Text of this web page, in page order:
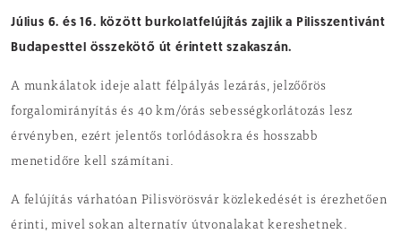
Július 6. és 16. között burkolatfelújítás zajlik a Pilisszentivánt
Budapesttel összekötő út érintett szakaszán.
A munkálatok ideje alatt félpályás lezárás, jelzőőrös
forgalomirányítás és 40 km/órás sebességkorlátozás lesz
érvényben, ezért jelentős torlódásokra és hosszabb
menetidőre kell számítani.
A felújítás várhatóan Pilisvörösvár közlekedését is érezhetően
érinti, mivel sokan alternatív útvonalakat kereshetnek.